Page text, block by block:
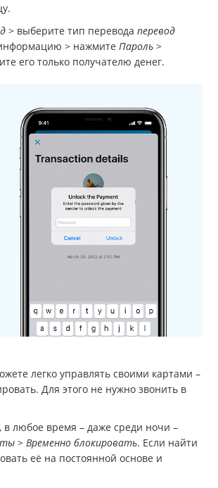
> выберите тип перевода перевод
> нажмите Пароль>
его только получателю денег.
легко управлять своими картами –
Для этого не нужно звонить в
в любое время – даже среди ночи –
> Временно блокировать. Если найти
её на постоянной основе и